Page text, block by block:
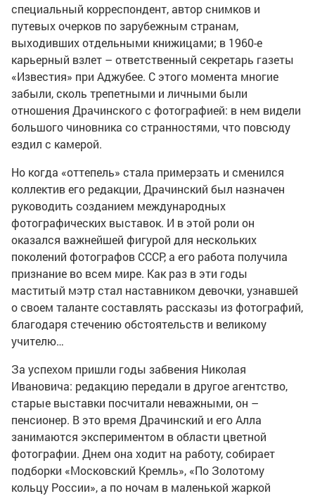
специальный корреспондент, автор снимков и
путевых очерков по зарубежным странам,
выходивших отдельными книжицами; в 1960-е
карьерный взлет – ответственный секретарь газеты
«Известия» при Аджубее. С этого момента многие
забыли, сколь трепетными и личными были
отношения Драчинского с фотографией: в нем видели
большого чиновника со странностями, что повсюду
ездил с камерой.
Но когда «оттепель» стала примерзать и сменился
коллектив его редакции, Драчинский был назначен
руководить созданием международных
фотографических выставок. И в этой роли он
оказался важнейшей фигурой для нескольких
поколений фотографов СССР, а его работа получила
признание во всем мире. Как раз в эти годы
маститый мэтр стал наставником девочки, узнавшей
о своем таланте составлять рассказы из фотографий,
благодаря стечению обстоятельств и великому
учителю…
За успехом пришли годы забвения Николая
Ивановича: редакцию передали в другое агентство,
старые выставки посчитали неважными, он –
пенсионер. В это время Драчинский и его Алла
занимаются экспериментом в области цветной
фотографии. Днем она ходит на работу, собирает
подборки «Московский Кремль», «По Золотому
кольцу России», а по ночам в маленькой жаркой